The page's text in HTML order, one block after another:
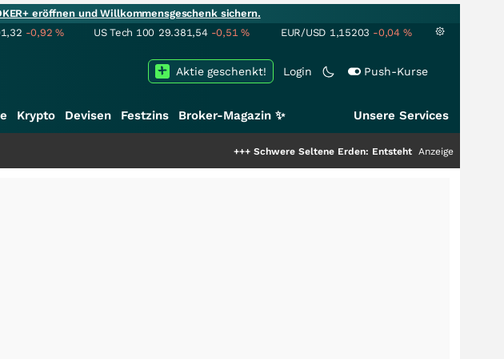
eröffnen und Willkommensgeschenk sichern.
-0,92% US Tech 100 29.381,54 -0,51% EUR/USD 1,15203 -0,04 %
Login Push-Kurse
Aktie geschenkt!
Krypto Devisen Festzins Broker-Magazin ✨ Unsere Services
Schwere Seltene Erden: Entsteht hier die nächste
Anzeige